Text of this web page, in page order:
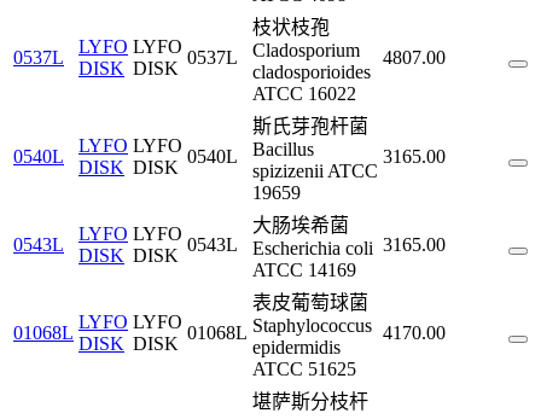
0537L
LYFO
DISK
LYFO
DISK
0537L
枝状枝孢
Cladosporium
cladosporioides
ATCC 16022
4807.00
0540L
LYFO
DISK
LYFO
DISK
0540L
斯氏芽孢杆菌
Bacillus
spizizenii ATCC
19659
3165.00
0543L
LYFO
DISK
LYFO
DISK
0543L
大肠埃希菌
Escherichia coli
ATCC 14169
3165.00
01068L
LYFO
DISK
LYFO
DISK
01068L
表皮葡萄球菌
Staphylococcus
epidermidis
ATCC 51625
4170.00
堪萨斯分枝杆